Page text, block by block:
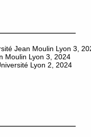
Jean Moulin Lyon 3,
Moulin Lyon 3, 2024
Lyon 2, 2024